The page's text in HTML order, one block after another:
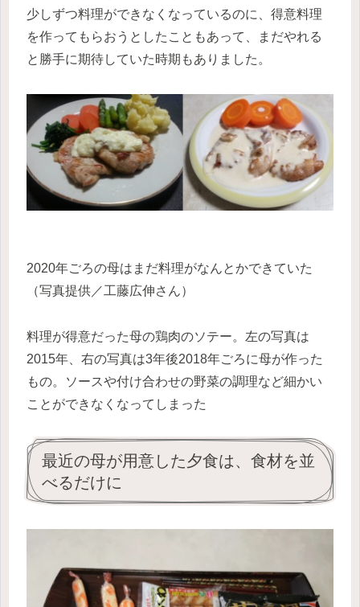
少しずつ料理ができなくなっているのに、得意料理
を作ってもらおうとしたこともあって、まだやれる
と勝手に期待していた時期もありました。
2020年ごろの母はまだ料理がなんとかできていた
（写真提供／工藤広伸さん）
料理が得意だった母の鶏肉のソテー。左の写真は
2015年、右の写真は3年後2018年ごろに母が作った
もの。ソースや付け合わせの野菜の調理など細かい
ことができなくなってしまった
最近の母が用意した夕食は、食材を並
べるだけに